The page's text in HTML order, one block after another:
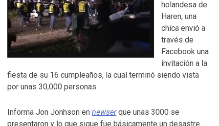
holandesa de
Haren, una
chica envió a
través de
Facebook una
invitación a la
fiesta de su 16 cumpleaños, la cual terminó siendo vista
por unas 30,000 personas.
Informa Jon Jonhson en newserque unas 3000 se
presentaron y lo que sigue fue básicamente un desastre.